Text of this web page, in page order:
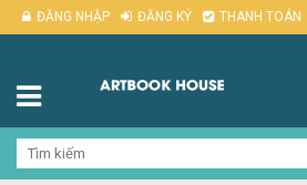
ĐĂNG NHẬP ĐĂNG KÝ THANH TOÁN